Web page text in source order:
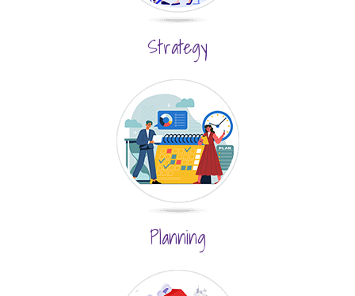
Strategy
Planning